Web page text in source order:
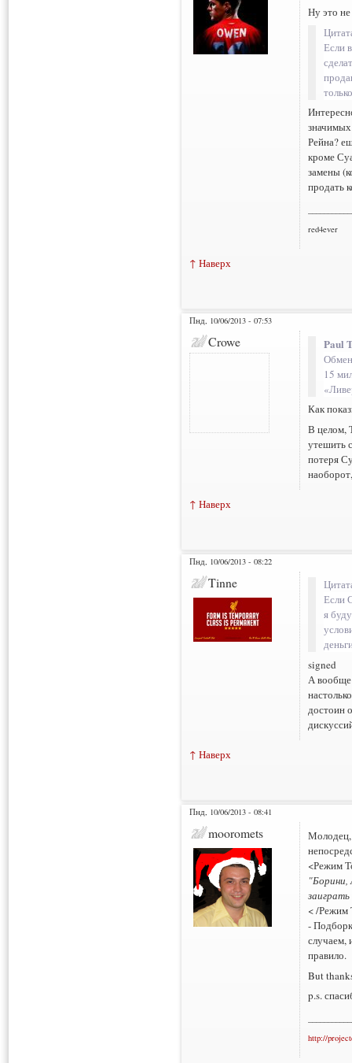
Ну это
Если
Рейна?
кроме
замены
продать
red4ever
↑ Наверх
Пнд, 10/06/2013 - 07:53
Crowe Paul
15
Как
В целом,
утешить
потеря
↑ Наверх
Пнд, 10/06/2013 - 08:22
Tinne
Если
я
signed
А вообще
достоин
↑ Наверх
Пнд, 10/06/2013 - 08:41
mooromets
Молодец,
<Режим
"Борини,
< /Режим
-
случаем,
правило.
But
p.s.
http://